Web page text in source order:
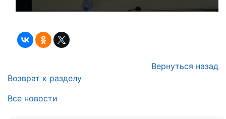
Вернуться назад
Возврат к разделу
Все новости